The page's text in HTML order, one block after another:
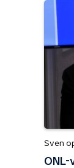
Sven
ONL-